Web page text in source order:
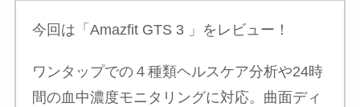
今回は「Amazfit GTS 3 」をレビュー！
ワンタップでの４種類ヘルスケア分析や24時
間の血中濃度モニタリングに対応。曲面ディ